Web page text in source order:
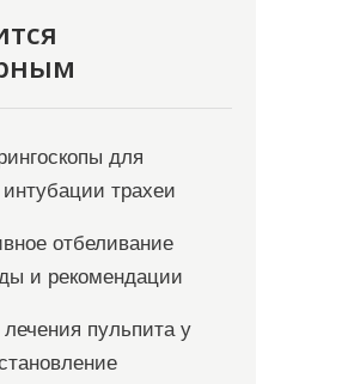
для
трахеи
отбеливание
и рекомендации
пульпита у